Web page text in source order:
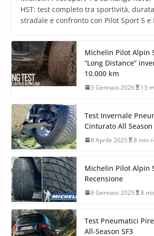
HST: test completo tra sportività,
stradale e confronto con Pilot Sport 5 e
Michelin Pilot Alpin
“Long Distance”
10.000 km
3 Gennaio 2026 13
Test Invernale
Cinturato All Season
8 Aprile 2025 8 min
Michelin Pilot Alpin
Recensione
8 Gennaio 2025 8
Test Pneumatici
All-Season SF3